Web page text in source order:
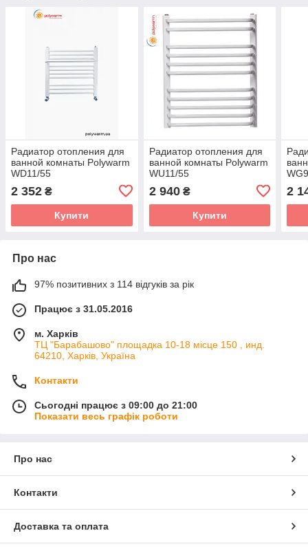
Радиатор отопления для
ванной комнаты Polywarm
WD11/55
2 352 ₴
Купити
Радиатор отопления для
ванной комнаты Polywarm
WU11/55
2 940₴
Купити
2
Про нас
97% позитивних з 114 відгуків за рік
Працює з 31.05.2016
м. Харків
ТЦ "Барабашово" площадка 10-18 місце 150 , инд.
64210, Харків, Україна
Контакти
Сьогодні працює з 09:00 до 21:00
Показати весь графік роботи
Про нас
Контакти
Доставка та оплата